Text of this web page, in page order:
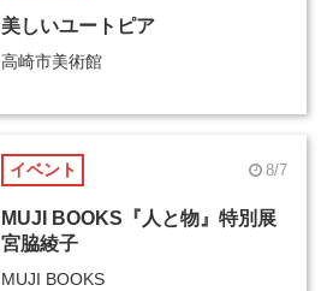
美しいユートピア
高崎市美術館
イベント 8/7
MUJI BOOKS『人と物』特別展
宮脇綾子
MUJI BOOKS